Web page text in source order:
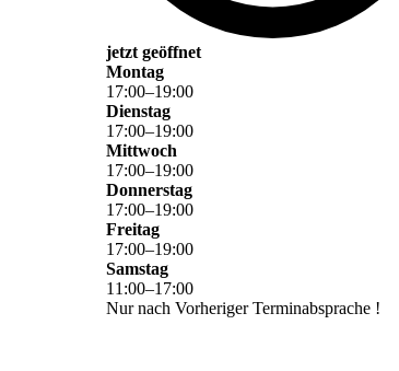
jetzt geöffnet
Montag
17:00–19:00
Dienstag
17:00–19:00
Mittwoch
17:00–19:00
Donnerstag
17:00–19:00
Freitag
17:00–19:00
Samstag
11 :00–17:00
Nur nach Vorheriger Terminabsprache !